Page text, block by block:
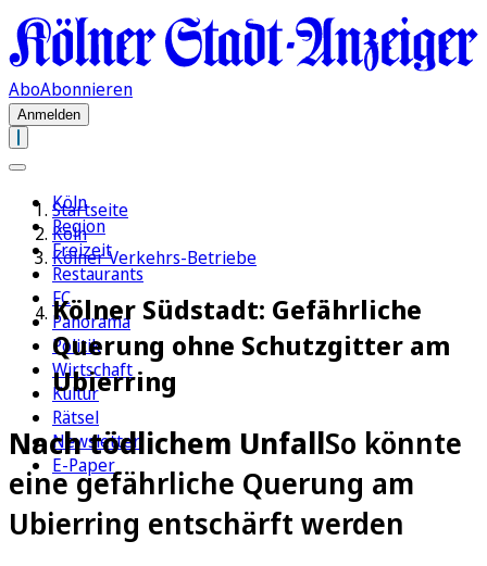
AboAbonnieren
Anmelden
Köln
Region
Freizeit
Restaurants
FC
Panorama
Politik
Wirtschaft
Kultur
Rätsel
Newsletter
E-Paper
Startseite
Köln
Kölner Verkehrs-Betriebe
Kölner Südstadt: Gefährliche
Querung ohne Schutzgitter am
Ubierring
Nach tödlichem UnfallSo könnte
eine gefährliche Querung am
Ubierring entschärft werden